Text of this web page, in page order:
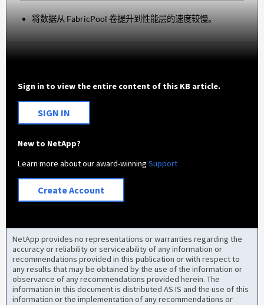
将数据从 FabricPool 卷提升到性能层的速度较慢。
Sign in to view the entire content of this KB article.
SIGN IN
New to NetApp?
Learn more about our award-winningSupport
Create Account
NetApp provides no representations or warranties regarding the
accuracy or reliability or serviceability of any information or
recommendations provided in this publication or with respect to
any results that may be obtained by the use of the information or
observance of any recommendations provided herein. The
information in this document is distributed AS IS and the use of this
information or the implementation of any recommendations or